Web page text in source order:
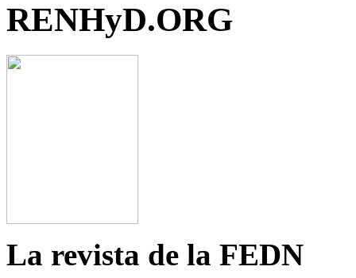
RENHyD.ORG
La revista de la FEDN